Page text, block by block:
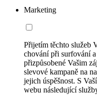
Marketing
Přijetím těchto služeb
chování při surfování
přizpůsobené Vašim
slevové kampaně na
jejich úspěšnost. S
webu následující